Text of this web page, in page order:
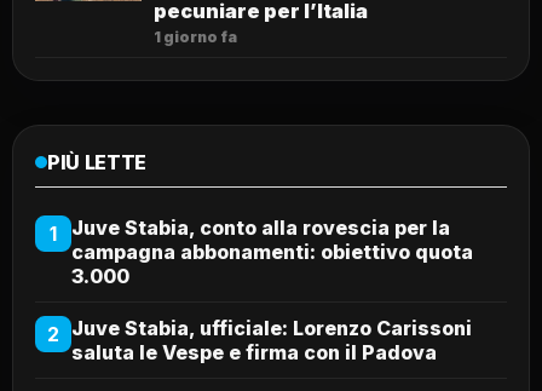
pecuniare per l’Italia
1 giorno fa
PIÙ LETTE
1
Juve Stabia, conto alla rovescia per la
campagna abbonamenti: obiettivo quota
3.000
2 Juve Stabia, ufficiale: Lorenzo Carissoni
saluta le Vespe e firma con il Padova